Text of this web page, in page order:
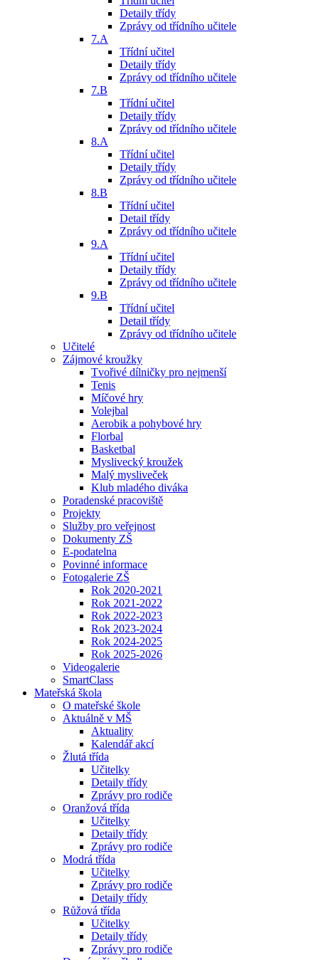
Detaily třídy
Zprávy od třídního učitele
7.A
Třídní učitel
Detaily třídy
Zprávy od třídního učitele
7.B
Třídní učitel
Detaily třídy
Zprávy od třídního učitele
8.A
Třídní učitel
Detaily třídy
Zprávy od třídního učitele
8.B
Třídní učitel
Detail třídy
Zprávy od třídního učitele
9.A
Třídní učitel
Detaily třídy
Zprávy od třídního učitele
9.B
Třídní učitel
Detail třídy
Zprávy od třídního učitele
Učitelé
Zájmové kroužky
Tvořivé dílničky pro nejmenší
Tenis
Míčové hry
Volejbal
Aerobik a pohybové hry
Florbal
Basketbal
Myslivecký kroužek
Malý mysliveček
Klub mladého diváka
Poradenské pracoviště
Projekty
Služby pro veřejnost
Dokumenty ZŠ
E-podatelna
Povinné informace
Fotogalerie ZŠ
Rok 2020-2021
Rok 2021-2022
Rok 2022-2023
Rok 2023-2024
Rok 2024-2025
Rok 2025-2026
Videogalerie
SmartClass
Mateřská škola
O mateřské škole
Aktuálně v MŠ
Aktuality
Kalendář akcí
Žlutá třída
Učitelky
Detaily třídy
Zprávy pro rodiče
Oranžová třída
Učitelky
Detaily třídy
Zprávy pro rodiče
Modrá třída
Učitelky
Zprávy pro rodiče
Detaily třídy
Růžová třída
Učitelky
Detaily třídy
Zprávy pro rodiče